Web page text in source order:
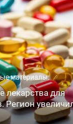
материалы:
лекарства для
Регион